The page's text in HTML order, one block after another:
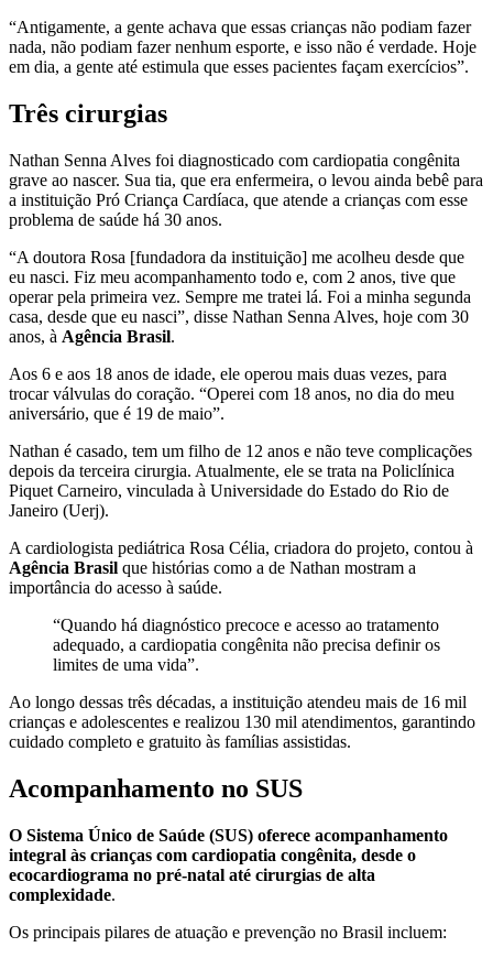
“Antigamente, a gente achava que essas crianças não podiam fazer
nada, não podiam fazer nenhum esporte, e isso não é verdade. Hoje
em dia, a gente até estimula que esses pacientes façam exercícios”.
Três cirurgias
Nathan Senna Alves foi diagnosticado com cardiopatia congênita
grave ao nascer. Sua tia, que era enfermeira, o levou ainda bebê para
a instituição Pró Criança Cardíaca, que atende a crianças com esse
problema de saúde há 30 anos.
“A doutora Rosa [fundadora da instituição] me acolheu desde que
eu nasci. Fiz meu acompanhamento todo e, com 2 anos, tive que
operar pela primeira vez. Sempre me tratei lá. Foi a minha segunda
casa, desde que eu nasci”, disse Nathan Senna Alves, hoje com 30
anos, à Agência Brasil.
Aos 6 e aos 18 anos de idade, ele operou mais duas vezes, para
trocar válvulas do coração. “Operei com 18 anos, no dia do meu
aniversário, que é 19 de maio”.
Nathan é casado, tem um filho de 12 anos e não teve complicações
depois da terceira cirurgia. Atualmente, ele se trata na Policlínica
Piquet Carneiro, vinculada à Universidade do Estado do Rio de
Janeiro (Uerj).
A cardiologista pediátrica Rosa Célia, criadora do projeto, contou à
Agência Brasil que histórias como a de Nathan mostram a
importância do acesso à saúde.
“Quando há diagnóstico precoce e acesso ao tratamento
adequado, a cardiopatia congênita não precisa definir os
limites de uma vida”.
Ao longo dessas três décadas, a instituição atendeu mais de 16 mil
crianças e adolescentes e realizou 130 mil atendimentos, garantindo
cuidado completo e gratuito às famílias assistidas.
Acompanhamento no SUS
O Sistema Único de Saúde (SUS) oferece acompanhamento
integral às crianças com cardiopatia congênita, desde o
ecocardiograma no pré-natal até cirurgias de alta
complexidade.
Os principais pilares de atuação e prevenção no Brasil incluem: